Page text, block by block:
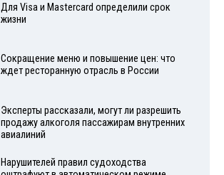
Для Visа и Mastercard определили срок
жизни
Сокращение меню и повышение цен: что
ждет ресторанную отрасль в России
Эксперты рассказали, могут ли разрешить
продажу алкоголя пассажирам внутренних
авиалиний
Нарушителей правил судоходства